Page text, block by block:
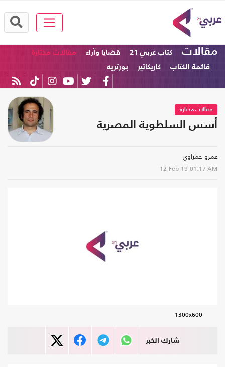
مقالات كتاب عربي 21 قضايا وآراء
مقالات مختارة
قائمة الكتاب
كاريكاتير بورتريه
مقالات مختارة
أسس السلطوية المصرية
عمرو حمزاوي
12-Feb-19 01:17 AM
1300x600
شارك الخبر